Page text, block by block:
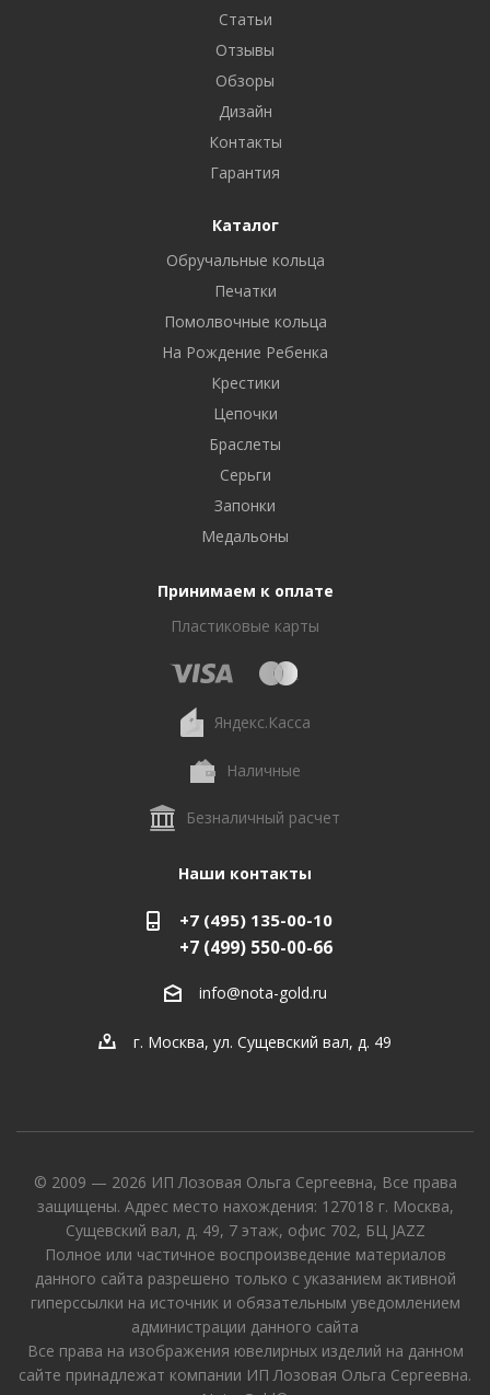
Статьи
Отзывы
Обзоры
Дизайн
Контакты
Гарантия
Каталог
Обручальные кольца
Печатки
Помолвочные кольца
На Рождение Ребенка
Крестики
Цепочки
Браслеты
Серьги
Запонки
Медальоны
Принимаем к оплате
Пластиковые карты
Яндекс.Касса
Наличные
Безналичный расчет
Наши контакты
+7 (495) 135-00-10
+7 (499) 550-00-66
info@nota-gold.ru
г. Москва, ул. Сущевский вал, д. 49
© 2009 — 2026 ИП Лозовая Ольга Сергеевна, Все права
защищены. Адрес место нахождения: 127018 г. Москва,
Сущевский вал, д. 49, 7 этаж, офис 702, БЦ JAZZ
Полное или частичное воспроизведение материалов
данного сайта разрешено только с указанием активной
гиперссылки на источник и обязательным уведомлением
администрации данного сайта
Все права на изображения ювелирных изделий на данном
сайте принадлежат компании ИП Лозовая Ольга Сергеевна.